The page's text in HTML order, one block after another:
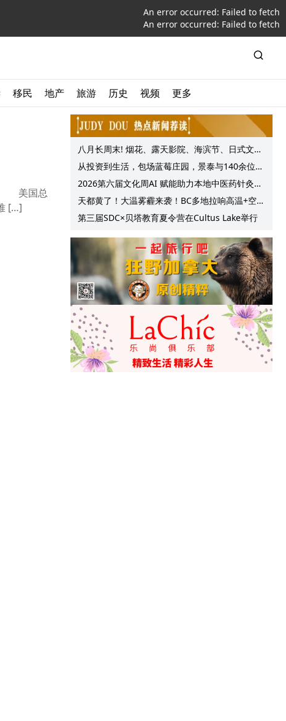
An error occurred: Failed to fetch
An error occurred: Failed to fetch
移民 地产 旅游 历史 视频 更多
美国总
[…]
八月长周末! 烟花、露天影院、海滨节、日式文化
节庆, 大温哥华各种精彩活动上线!
从投资到生活，包场蓝莓庄园，景泰与140余位客
户共享夏日”莓”好时光
2026第六届文化周AI 赋能助力本地中医药针灸服
务提质升级
天都黄了！大温雾霾来袭！BC多地拉响高温+空气
质量预警 最高可达35°C！
第三届SDC×贝塔教育夏令营在Cultus Lake举行